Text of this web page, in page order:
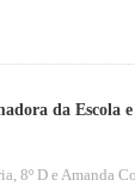
da Escola
8º D e Amanda